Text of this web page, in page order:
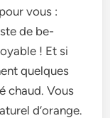
vous :
de be­
! Et si
que­lques
chaud. Vous
d’orange­.